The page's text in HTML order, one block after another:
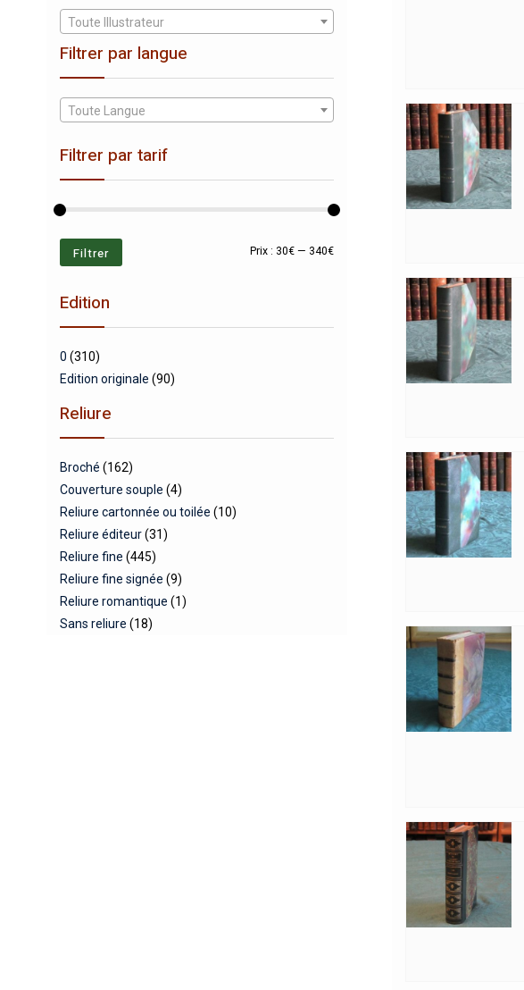
Toute Illustrateur
Filtrer par langue
Toute Langue
Filtrer par tarif
Prix
Prix
Filtrer Prix : 30€ — 340€
Edition
0 (310)
Edition originale (90)
Reliure
Broché (162)
Couverture souple (4)
Reliure cartonnée ou toilée (10)
Reliure éditeur(31)
Reliure fine (445)
Reliure fine signée (9)
Reliure romantique (1)
Sans reliure (18)